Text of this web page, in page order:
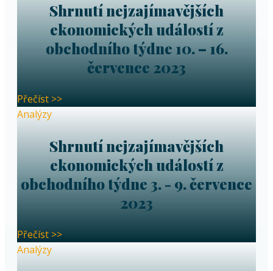
Shrnutí nejzajímavějších
ekonomických událostí z
obchodního týdne 10. – 16.
července 2023
Přečíst >>
Analýzy
Shrnutí nejzajímavějších
ekonomických událostí z
obchodního týdne 3. - 9. července
2023
Přečíst >>
Analýzy